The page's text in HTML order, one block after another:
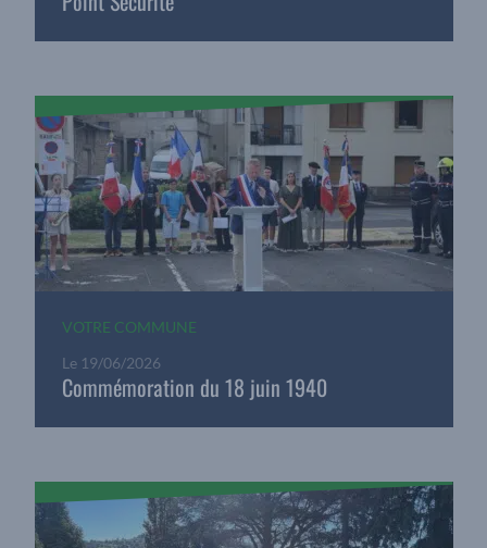
VOTRE COMMUNE
Le 19/06/2026
Commémoration du 18 juin 1940